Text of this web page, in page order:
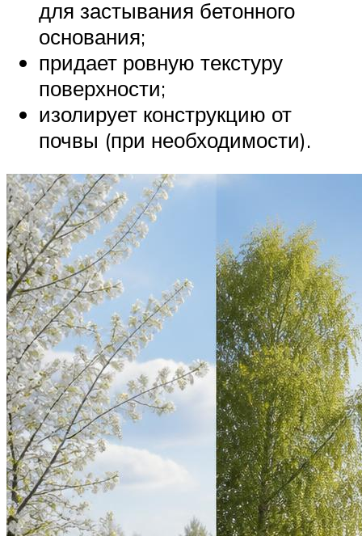
для застывания бетонного
основания;
придает ровную текстуру
поверхности;
изолирует конструкцию от
почвы (при необходимости).